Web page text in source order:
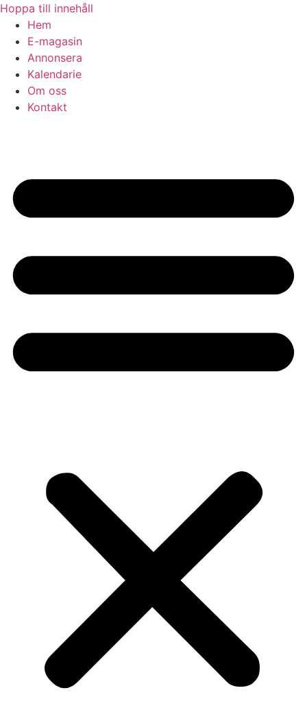
Hoppa till innehåll
Hem
E-magasin
Annonsera
Kalendarie
Om oss
Kontakt